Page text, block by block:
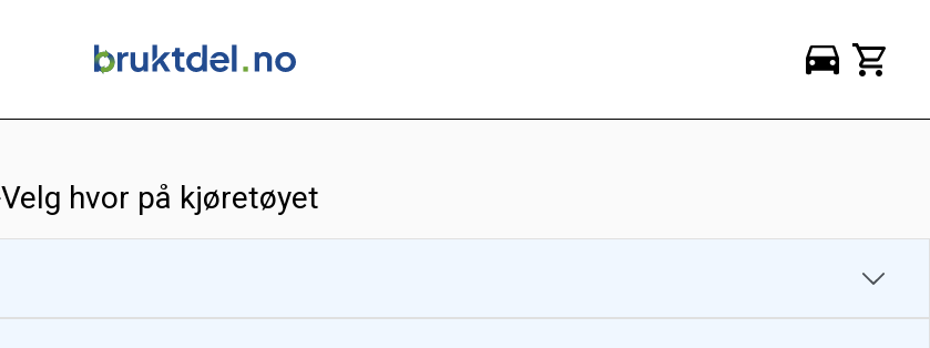
Velg hvor på kjøretøyet